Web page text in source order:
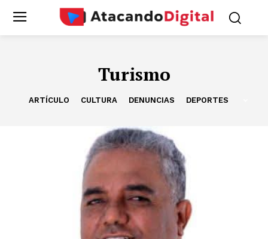
Turismo
ARTÍCULO CULTURA DENUNCIAS DEPORTES